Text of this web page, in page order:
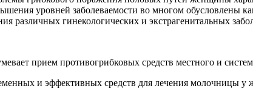
уровней заболеваемости во многом обусловлены
различных гинекологических и экстрагенитальных
прием противогрибковых средств местного и
и эффективных средств для лечения молочницы